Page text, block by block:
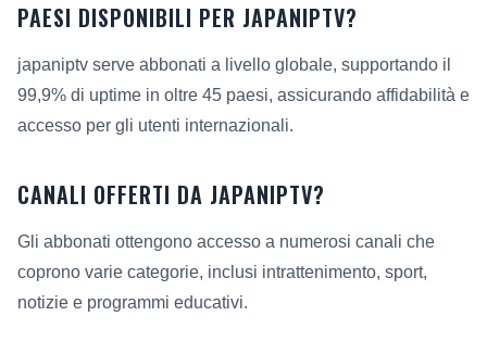
PAESI DISPONIBILI PER JAPANIPTV?
japaniptv serve abbonati a livello globale, supportando il
99,9% di uptime in oltre 45 paesi, assicurando affidabilità e
accesso per gli utenti internazionali.
CANALI OFFERTI DA JAPANIPTV?
Gli abbonati ottengono accesso a numerosi canali che
coprono varie categorie, inclusi intrattenimento, sport,
notizie e programmi educativi.